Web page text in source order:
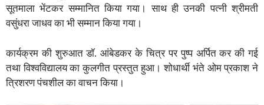
सूतमाला भेंटकर सम्मानित किया गया। साथ ही उनकी पत्नी श्रीमती
वसुंधरा जाधव का भी सम्मान किया गया।
कार्यक्रम की शुरुआत डॉ. आंबेडकर के चित्र पर पुष्प अर्पित कर की गई
तथा विश्वविद्यालय का कुलगीत प्रस्तुत हुआ। शोधार्थी भंते ओम प्रकाश ने
त्रिशरण पंचशील का वाचन किया।